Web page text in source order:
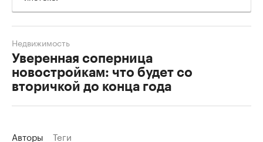
Уверенная соперница
новостройкам: что будет со
вторичкой до конца года
Недвижимость
Авторы Теги